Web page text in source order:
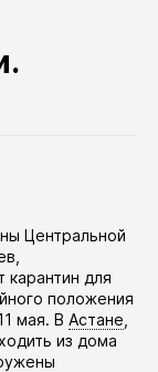
Центральной
карантин для
положения
мая. В Астане
из дома